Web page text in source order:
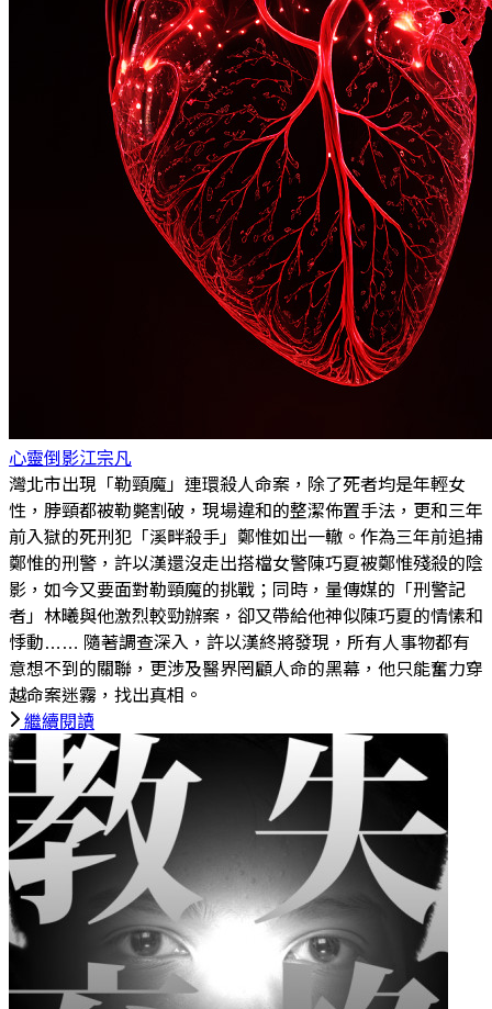
心靈倒影江宗凡
灣北市出現「勒頸魔」連環殺人命案，除了死者均是年輕女
性，脖頸都被勒斃割破，現場違和的整潔佈置手法，更和三年
前入獄的死刑犯「溪畔殺手」鄭惟如出一轍。作為三年前追捕
鄭惟的刑警，許以漢還沒走出搭檔女警陳巧夏被鄭惟殘殺的陰
影，如今又要面對勒頸魔的挑戰；同時，量傳媒的「刑警記
者」林曦與他激烈較勁辦案，卻又帶給他神似陳巧夏的情愫和
悸動…… 隨著調查深入，許以漢終將發現，所有人事物都有
意想不到的關聯，更涉及醫界罔顧人命的黑幕，他只能奮力穿
越命案迷霧，找出真相。
繼續閱讀